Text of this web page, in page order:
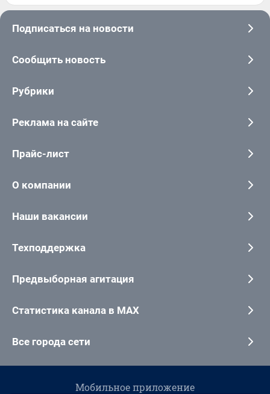
Подписаться на новости
Сообщить новость
Рубрики
Реклама на сайте
Прайс-лист
О компании
Наши вакансии
Техподдержка
Предвыборная агитация
Статистика канала в MAX
Все города сети
Мобильное приложение